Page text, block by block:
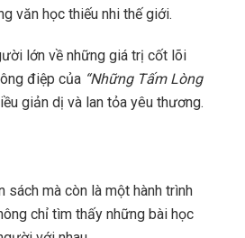
văn học thiếu nhi thế giới.
lớn về những giá trị cốt lõi
điệp của “Những Tấm Lòng
giản dị và lan tỏa yêu thương.
mà còn là một hành trình
chỉ tìm thấy những bài học